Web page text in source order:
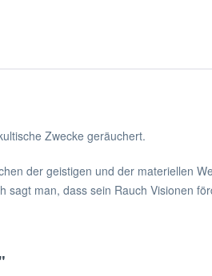
Zwecke geräuchert.
der geistigen und der materiellen
man, dass sein Rauch Visionen